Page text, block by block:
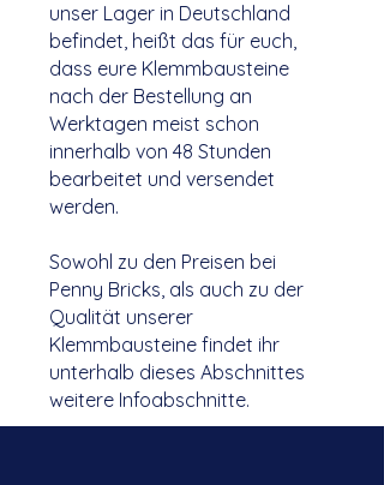
Klemmbausteine einzeln kaufen:
Pick a Brick
unser Lager in Deutschland
befindet, heißt das für euch,
dass eure Klemmbausteine
nach der Bestellung an
Werktagen meist schon
innerhalb von 48 Stunden
bearbeitet und versendet
werden.
Sowohl zu den Preisen bei
Penny Bricks, als auch zu der
Qualität unserer
Klemmbausteine findet ihr
unterhalb dieses Abschnittes
weitere Infoabschnitte.